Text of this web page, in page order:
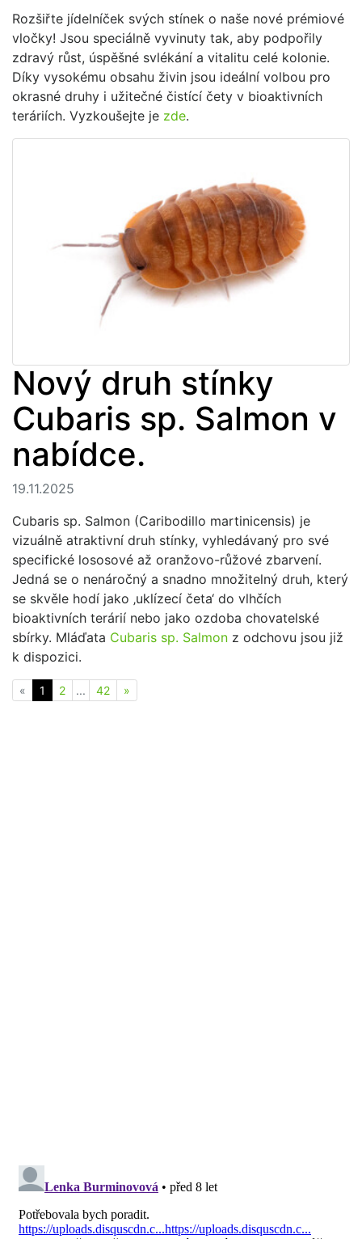
Rozšiřte jídelníček svých stínek o naše nové prémiové
vločky! Jsou speciálně vyvinuty tak, aby podpořily
zdravý růst, úspěšné svlékání a vitalitu celé kolonie.
Díky vysokému obsahu živin jsou ideální volbou pro
okrasné druhy i užitečné čistící čety v bioaktivních
teráriích. Vyzkoušejte je zde.
Nový druh stínky
Cubaris sp. Salmon v
nabídce.
19.11.2025
Cubaris sp. Salmon (Caribodillo martinicensis) je
vizuálně atraktivní druh stínky, vyhledávaný pro své
specifické lososové až oranžovo-růžové zbarvení.
Jedná se o nenáročný a snadno množitelný druh, který
se skvěle hodí jako ‚uklízecí četa‘ do vlhčích
bioaktivních terárií nebo jako ozdoba chovatelské
sbírky. Mláďata Cubaris sp. Salmon z odchovu jsou již
k dispozici.
« Previous
1 (current)
2 ... 42 »